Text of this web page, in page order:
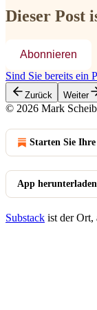
Dieser Post
Abonnieren
Sind Sie bereits ein
Zurück Weiter
© 2026 Mark
Starten Sie
App herunterladen
Substack ist der Ort,